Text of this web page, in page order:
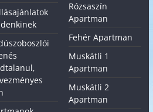
Rózsaszín
Apartman
Fehér Apartman
Muskátli 1
Apartman
Muskátli 2
Apartman